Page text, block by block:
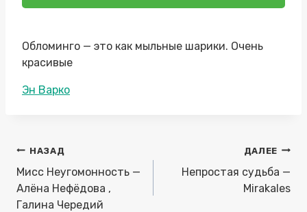
Обломинго — это как мыльные шарики. Очень
красивые
Метки
Эн Варко
Навигация
по
записям
НАЗАД
Мисс Неугомонность —
Алёна Нефёдова ,
Галина Чередий
ДАЛЕЕ
Непростая судьба —
Mirakales